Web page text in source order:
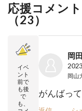
応援コメント
（23）
イベ
ント
前で
も後
で
も、
岡
がんばっ